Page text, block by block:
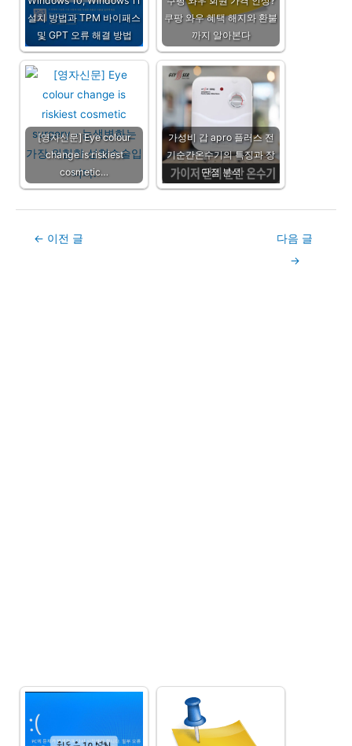
설치 방법과 TPM 바이패스
및 GPT 오류 해결 방법
쿠팡 와우 혜택 해지와 환불
까지 알아본다
[영자신문] Eye colour
change is riskiest
cosmetic…
가성비 갑 apro 플러스 전
기순간온수기의 특징과 장
단점 분석
Post← 이전 글
다음 글
→